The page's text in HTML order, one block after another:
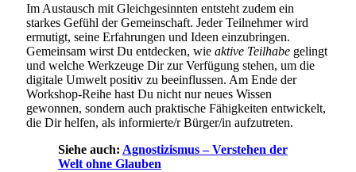
Im Austausch mit Gleichgesinnten entsteht zudem ein
starkes Gefühl der Gemeinschaft. Jeder Teilnehmer wird
ermutigt, seine Erfahrungen und Ideen einzubringen.
Gemeinsam wirst Du entdecken, wie aktive Teilhabe gelingt
und welche Werkzeuge Dir zur Verfügung stehen, um die
digitale Umwelt positiv zu beeinflussen. Am Ende der
Workshop-Reihe hast Du nicht nur neues Wissen
gewonnen, sondern auch praktische Fähigkeiten entwickelt,
die Dir helfen, als informierte/r Bürger/in aufzutreten.
Siehe auch: Agnostizismus – Verstehen der
Welt ohne Glauben